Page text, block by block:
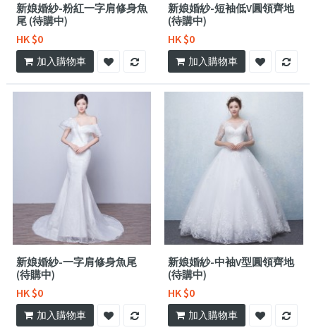
新娘婚紗-粉紅一字肩修身魚
尾 (待購中)
HK $0
加入購物車
新娘婚紗-短袖低V圓領齊地
(待購中)
HK $0
加入購物車
新娘婚紗-一字肩修身魚尾
(待購中)
HK $0
加入購物車
新娘婚紗-中袖V型圓領齊地
(待購中)
HK $0
加入購物車